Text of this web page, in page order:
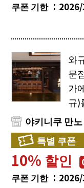
쿠폰 기한 ：
와
문
가
규)
야키니쿠 만
특별 쿠폰
10% 할인
쿠폰 기한 ：